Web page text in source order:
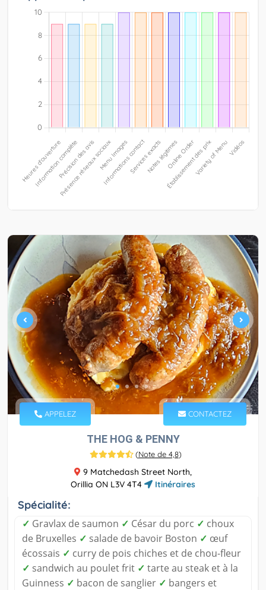
APPELEZ CONTACTEZ
THE HOG & PENNY
(Note de 4,8)
9 Matchedash Street North,
Orillia ON L3V 4T4
Itinéraires
Spécialité:
✓ Gravlax de saumon ✓ César du porc ✓ choux
de Bruxelles ✓ salade de bavoir Boston ✓ œuf
écossais ✓ curry de pois chiches et de chou-fleur
✓ sandwich au poulet frit ✓ tarte au steak et à la
Guinness ✓ bacon de sanglier ✓ bangers et